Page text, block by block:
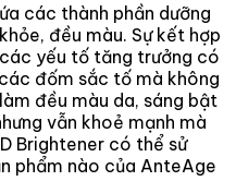
các thành phần dưỡng
đều màu. Sự kết hợp
yếu tố tăng trưởng có
đốm sắc tố mà không
đều màu da, sáng bật
vẫn khoẻ mạnh mà
Brightener có thể sử
phẩm nào của AnteAge